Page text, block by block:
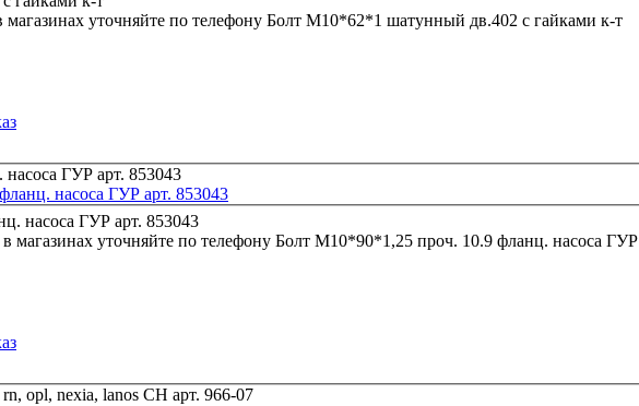
уточняйте по телефону Болт М10*62*1 шатунный дв.402 с гайками к-т
насоса ГУР арт. 853043
магазинах уточняйте по телефону